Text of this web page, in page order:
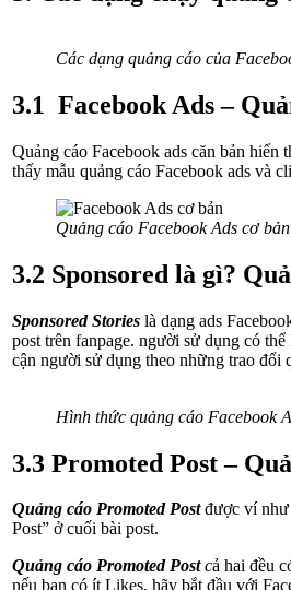
Các dạng quảng cáo của
3.1 Facebook Ads –
Quảng cáo Facebook ads căn bản
thấy mẫu quảng cáo Facebook ads và
Quảng cáo Facebook Ads cơ
3.2 Sponsored là gì?
Sponsored Stories là dạng ads
post trên fanpage. người sử dụng có
cận người sử dụng theo những trao đổi
Hình thức quảng cáo Facebook
3.3 Promoted Post –
Quảng cáo Promoted Post được ví như
Post” ở cuối bài post.
Quảng cáo Promoted Postcả hai đều
nếu bạn có ít Likes, hãy bắt đầu với